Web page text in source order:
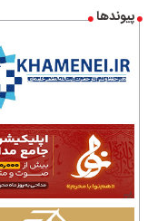
پیوندها